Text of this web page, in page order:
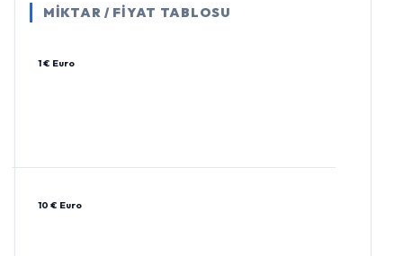
MİKTAR / FİYAT TABLOSU
1 € Euro
10 € Euro